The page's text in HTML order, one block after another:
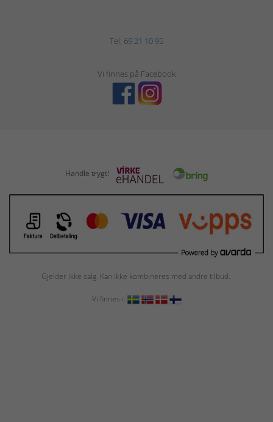
Tel: 69 21 10 95
Vi finnes på Facebook
Handle trygt!
Gjelder ikke salg. Kan ikke kombineres med andre tilbud.
Vi finnes i: